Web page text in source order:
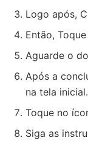
Logo após,
Então,
Aguarde o
Após a
na tela inicial.
Toque no
Siga as